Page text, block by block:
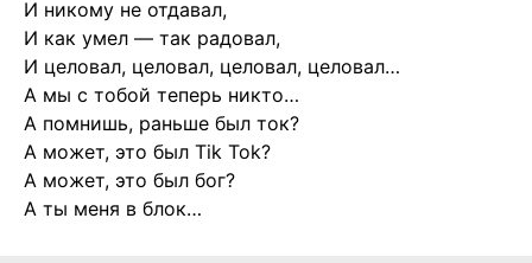
И никому не отдавал,
И как умел — так радовал,
И целовал, целовал, целовал, целовал…
А мы с тобой теперь никто…
А помнишь, раньше был ток?
А может, это был Tik Tok?
А может, это был бог?
А ты меня в блок…